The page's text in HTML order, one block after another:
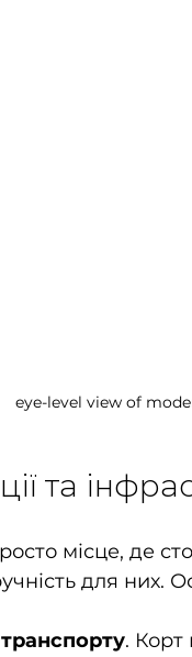
eye-level view of
та
місце, де
для
. Корт